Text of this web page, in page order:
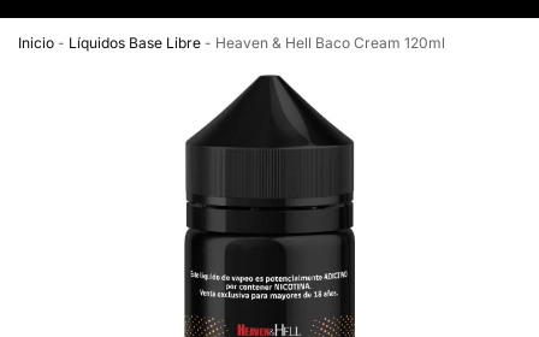
Inicio - Líquidos Base Libre - Heaven & Hell Baco Cream 120ml